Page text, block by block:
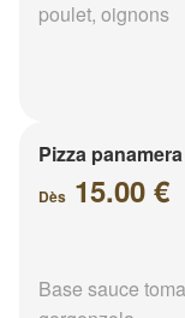
poulet, oignons
Pizza
Dès 15.00 €
Base sauce